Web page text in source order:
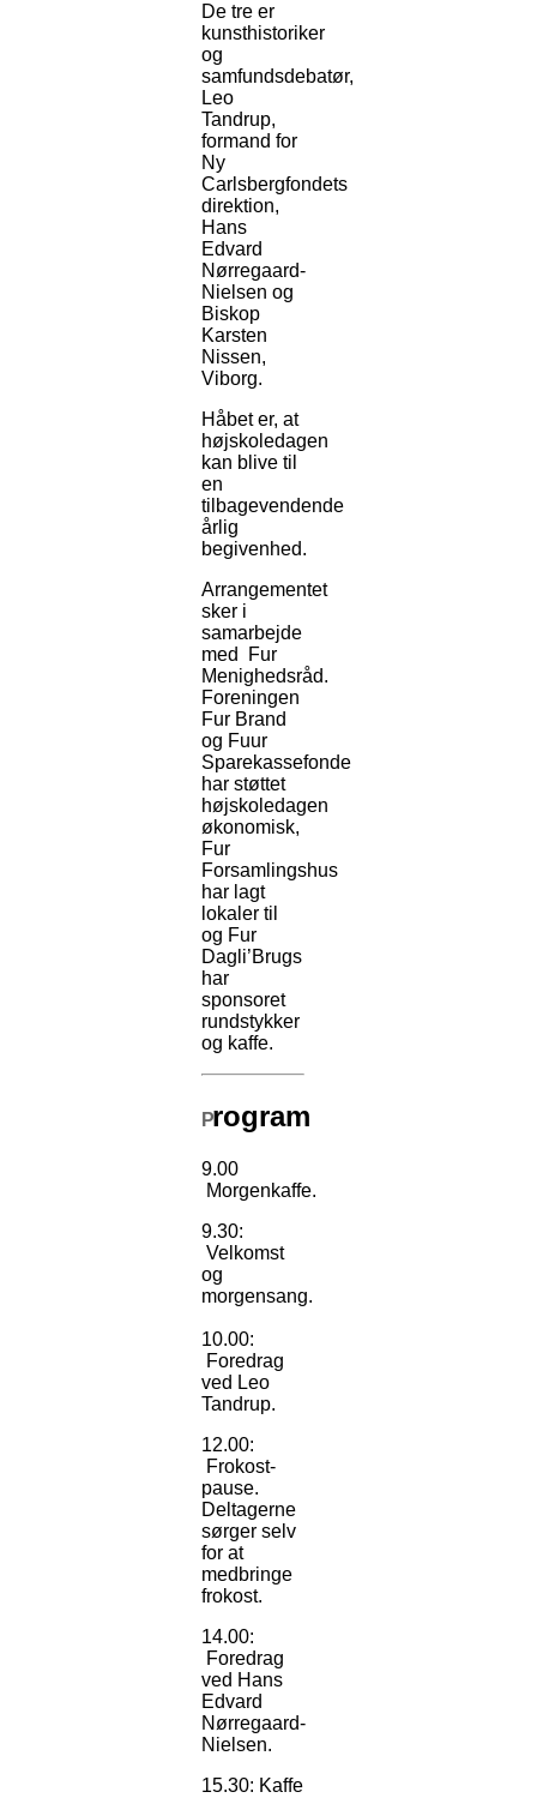
De tre er
kunsthistoriker
og
samfundsdebatør,
Leo
Tandrup,
formand for
Ny
Carlsbergfondets
direktion,
Hans
Edvard
Nørregaard-
Nielsen og
Biskop
Karsten
Nissen,
Viborg.
Håbet er, at
højskoledagen
kan blive til
en
tilbagevendende
årlig
begivenhed.
Arrangementet
sker i
samarbejde
med Fur
Menighedsråd.
Foreningen
Fur Brand
og Fuur
Sparekassefonde
har støttet
højskoledagen
økonomisk,
Fur
Forsamlingshus
har lagt
lokaler til
og Fur
Dagli’Brugs
har
sponsoret
rundstykker
og kaffe.
Program
9.00
Morgenkaffe.
9.30:
Velkomst
og
morgensang.
10.00:
Foredrag
ved Leo
Tandrup.
12.00:
Frokost-
pause.
Deltagerne
sørger selv
for at
medbringe
frokost.
14.00:
Foredrag
ved Hans
Edvard
Nørregaard-
Nielsen.
15.30: Kaffe